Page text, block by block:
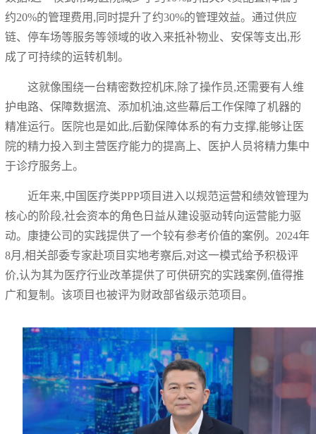
约20%的管理费用,同时提升了约30%的管理效益。通过供应
链、停车场等服务等领域的收入来抵补物业、安保等支出,形
成了可持续的运转机制。
这就像围绕一台精密数控机床,除了操作员,还需要有人维
护电路、保障数据流、添加机油,这些幕后工作保障了机器的
精准运行。医院也是如此,后勤保障体系的有力支撑,能够让医
院的精力投入到主营医疗能力的提高上、医护人员将精力集中
于诊疗服务上。
近年来,中国医疗类PPP项目进入以规范运营和绩效管理为
核心的阶段,社会资本的角色日益从建设驱动转向运营能力驱
动。康捷公司的实践提供了一个较有参考价值的案例。2024年
8月,相关部委专家赴项目实地考察后,对这一模式给予积极评
价,认为其为医疗行业改革提供了可供研究的实践案例,值得推
广和复制。该项目也被评为财政部省级示范项目。